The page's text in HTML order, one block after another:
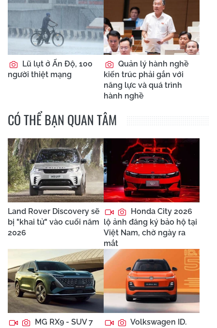
Lũ lụt ở Ấn Độ, 100
người thiệt mạng
Quản lý hành nghề
kiến trúc phải gắn với
năng lực và quá trình
hành nghề
CÓ THỂ BẠN QUAN TÂM
Land Rover Discovery sẽ
bị "khai tử" vào cuối năm
2026
Honda City 2026
lộ ảnh đăng ký bảo hộ tại
Việt Nam, chờ ngày ra
mắt
MG RX9 - SUV 7 Volkswagen ID.